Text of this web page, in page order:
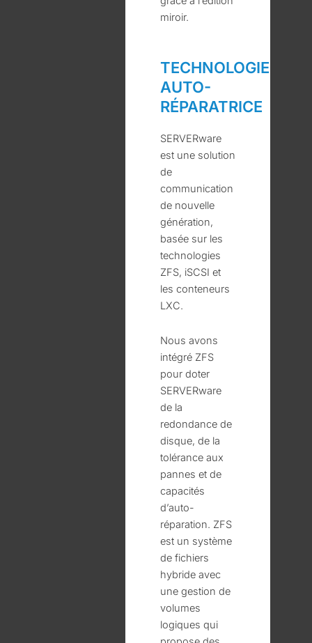
miroir.
TECHNOLOGIE
AUTO-
RÉPARATRICE
SERVERware
est une solution
de
communication
de nouvelle
génération,
basée sur les
technologies
ZFS, iSCSI et
les conteneurs
LXC.
Nous avons
intégré ZFS
pour doter
SERVERware
de la
redondance de
disque, de la
tolérance aux
pannes et de
capacités
d’auto-
réparation. ZFS
est un système
de fichiers
hybride avec
une gestion de
volumes
logiques qui